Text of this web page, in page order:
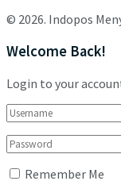
© 2026. Indopos
Welcome Back!
Login to your
Remember Me